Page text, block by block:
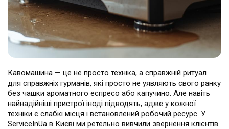
м. Київ, Комфорт Таун, вул.
Березнева, 16, корпус 3
RU UK
Кавомашина — це не просто техніка, а справжній ритуал
для справжніх гурманів, які просто не уявляють свого ранку
без чашки ароматного еспресо або капучино. Але навіть
найнадійніші пристрої іноді підводять, адже у кожної
техніки є слабкі місця і встановлений робочий ресурс. У
ServiceInUa в Києві ми ретельно вивчили звернення клієнтів